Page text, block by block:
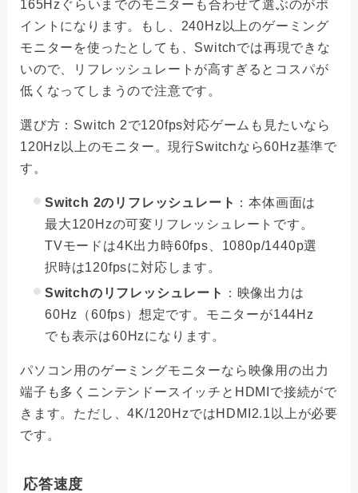
165Hzぐらいまでのモニターも合わせて選ぶのがポ
イントになります。もし、240Hz以上のゲーミング
モニターを使ったとしても、Switchでは再現できな
いので、リフレッシュレートが高すぎるとコスパが
低くなってしまうので注意です。
選び方：Switch 2で120fps対応ゲームも見たいなら
120Hz以上のモニター。現行Switchなら60Hz基準で
す。
Switch 2のリフレッシュレート ：本体画面は
最大120Hzの可変リフレッシュレートです。
TVモードは4K出力時60fps、1080p/1440p選
択時は120fpsに対応します。
Switchのリフレッシュレート
：映像出力は
60Hz（60fps）想定です。モニターが144Hz
でも表示は60Hzになります。
パソコン用のゲーミングモニターなら映像用の出力
端子も多くニンテンドースイッチとHDMIで接続がで
きます。ただし、4K/120HzではHDMI2.1以上が必要
です。
応答速度